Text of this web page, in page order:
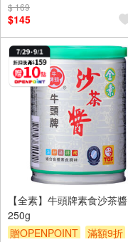
$ 169
$145
【全素】牛頭牌素食沙茶醬
250g
贈OPENPOINT
滿額9折